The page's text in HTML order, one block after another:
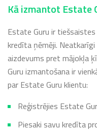
Kā izmantot Estate
Estate Guru ir
kredīta ņēmēji.
aizdevums pret mājokļa
Guru izmantošana ir
par Estate Guru klientu:
Reģistrējies Estate
Piesaki savu kredīta